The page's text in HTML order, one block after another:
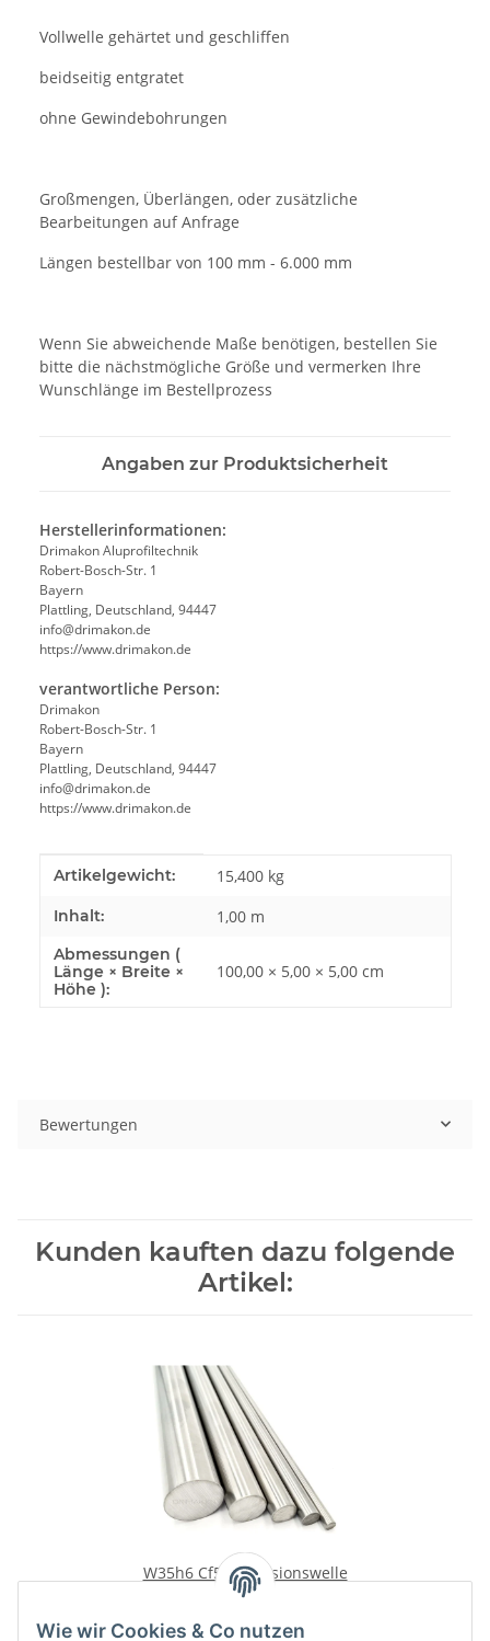
Wie wir Cookies & Co nutzen
Vollwelle gehärtet und geschliffen
beidseitig entgratet
ohne Gewindebohrungen
Großmengen, Überlängen, oder zusätzliche
Bearbeitungen auf Anfrage
Längen bestellbar von 100 mm - 6.000 mm
Wenn Sie abweichende Maße benötigen, bestellen Sie
bitte die nächstmögliche Größe und vermerken Ihre
Wunschlänge im Bestellprozess
Angaben zur Produktsicherheit
Herstellerinformationen:
Drimakon Aluprofiltechnik
Robert-Bosch-Str. 1
Bayern
Plattling, Deutschland, 94447
info@drimakon.de
https://www.drimakon.de
verantwortliche Person:
Drimakon
Robert-Bosch-Str. 1
Bayern
Plattling, Deutschland, 94447
info@drimakon.de
https://www.drimakon.de
Produkteigenschaft
Wert
Artikelgewicht: 15,400 kg
Inhalt: 1,00 m
Abmessungen (
Länge × Breite ×
Höhe ):
100,00 × 5,00 × 5,00 cm
Bewertungen
Kunden kauften dazu folgende
Artikel:
W35h6 Cf53 Präzisionswelle
900 mm
85,19 €